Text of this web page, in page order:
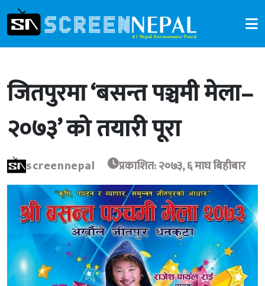
जितपुरमा ‘बसन्त पञ्चमी मेला–
२०७३’ को तयारी पूरा
screennepal प्रकाशित: २०७३, ६ माघ बिहीबार